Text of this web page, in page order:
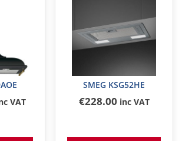
VAT
SMEG KSG52HE
€228.00 inc VAT